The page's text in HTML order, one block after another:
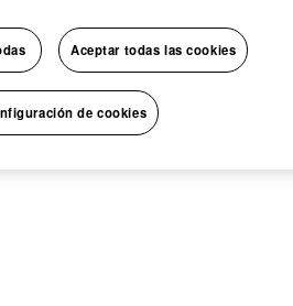
Aceptar todas las cookies
de cookies